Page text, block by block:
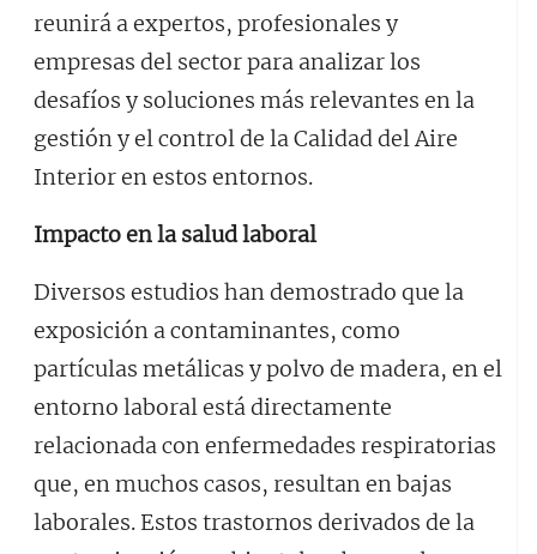
reunirá a expertos, profesionales y
empresas del sector para analizar los
desafíos y soluciones más relevantes en la
gestión y el control de la Calidad del Aire
Interior en estos entornos.
Impacto en la salud laboral
Diversos estudios han demostrado que la
exposición a contaminantes, como
partículas metálicas y polvo de madera, en el
entorno laboral está directamente
relacionada con enfermedades respiratorias
que, en muchos casos, resultan en bajas
laborales. Estos trastornos derivados de la